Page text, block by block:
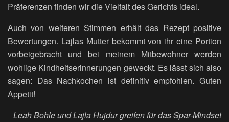
Präferenzen finden wir die Vielfalt des Gerichts ideal.
Auch von weiteren Stimmen erhält das Rezept positive
Bewertungen. Lajlas Mutter bekommt von ihr eine Portion
vorbeigebracht und bei meinem Mitbewohner werden
wohlige Kindheitserinnerungen geweckt. Es lässt sich also
sagen: Das Nachkochen ist definitiv empfohlen. Guten
Appetit!
Leah Bohle und Lajla Hujdur greifen für das Spar-Mindset